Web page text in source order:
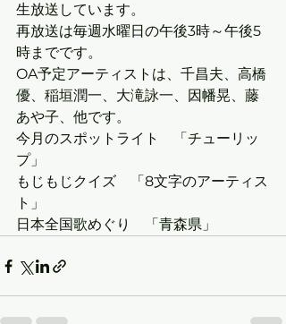
生放送しています。
再放送は毎週水曜日の午後3時～午後5
時までです。
OA予定アーティストは、千昌夫、高橋
優、稲垣潤一、大滝詠一、因幡晃、藤
あや子、他です。
今月のスポットライト　「チューリッ
プ」
もじもじクイズ　「8文字のアーティス
ト」
日本全国歌めぐり　「青森県」